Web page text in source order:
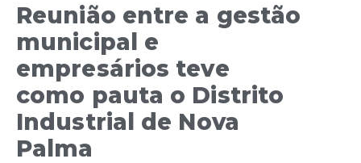
Reunião entre a gestão
municipal e
empresários teve
como pauta o Distrito
Industrial de Nova
Palma